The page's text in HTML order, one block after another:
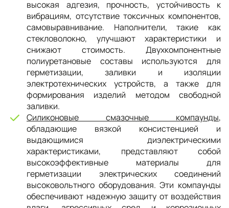
высокая адгезия, прочность, устойчивость к
вибрациям, отсутствие токсичных компонентов,
самовыравнивание. Наполнители, такие как
стекловолокно, улучшают характеристики и
снижают стоимость. Двухкомпонентные
полиуретановые составы используются для
герметизации, заливки и изоляции
электротехнических устройств, а также для
формирования изделий методом свободной
заливки.
Силиконовые смазочные компаунды,
обладающие вязкой консистенцией и
выдающимися диэлектрическими
характеристиками, представляют собой
высокоэффективные материалы для
герметизации электрических соединений
высоковольтного оборудования. Эти компаунды
обеспечивают надежную защиту от воздействия